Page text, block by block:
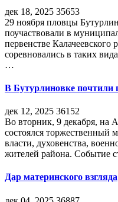
дек 18, 2025 35653
29 ноября пловцы
поучаствовали в
первенстве
соревновались в таких
…
В Бутурлиновке почтили
дек 12, 2025 36152
Во вторник, 9 декабря, на
состоялся торжественный
власти, духовенства,
жителей района. Событие
Дар материнского взгляда